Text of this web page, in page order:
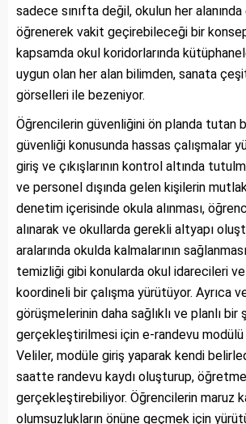
sadece sınıfta değil, okulun her
öğrenerek vakit geçirebileceği bir
kapsamda okul koridorlarında
uygun olan her alan bilimden, sanata
görselleri ile bezeniyor.
Öğrencilerin güvenliğini ön planda tutan
güvenliği konusunda hassas çalışmalar
giriş ve çıkışlarının kontrol altında
ve personel dışında gelen kişilerin
denetim içerisinde okula alınması,
alınarak ve okullarda gerekli altyapı
aralarında okulda kalmalarının
temizliği gibi konularda okul idarecileri
koordineli bir çalışma yürütüyor. Ayrıca
görüşmelerinin daha sağlıklı ve planlı bir
gerçekleştirilmesi için e-randevu
Veliler, modüle giriş yaparak kendi
saatte randevu kaydı oluşturup,
gerçekleştirebiliyor. Öğrencilerin maruz
olumsuzlukların önüne geçmek için